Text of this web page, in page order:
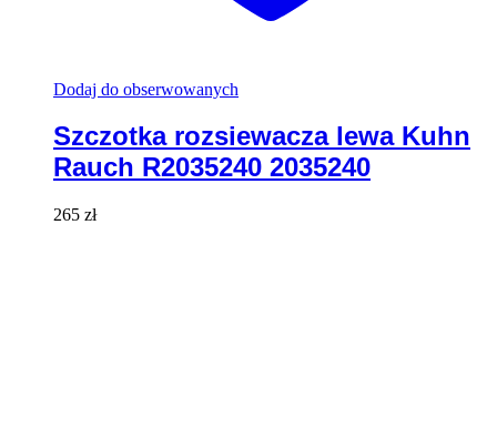
Dodaj do obserwowanych
Szczotka rozsiewacza lewa Kuhn
Rauch R2035240 2035240
265 zł